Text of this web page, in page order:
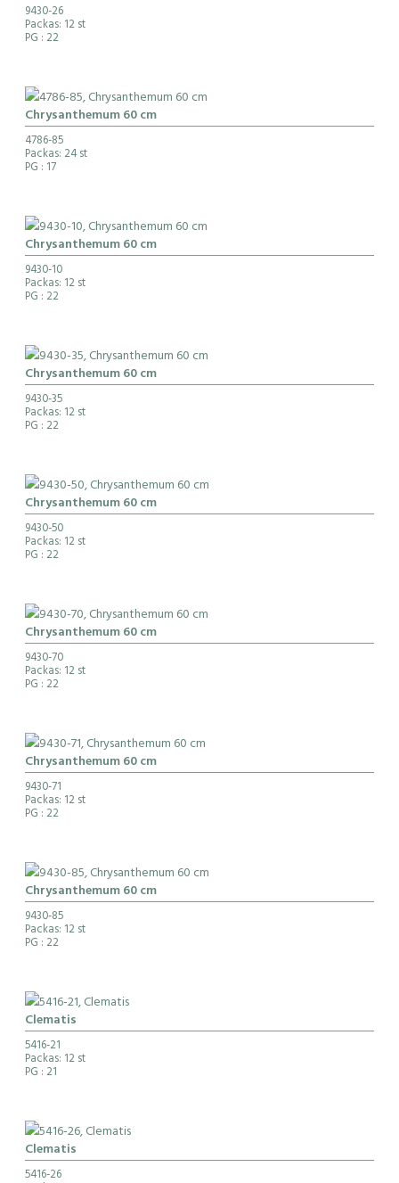
9430-26
Packas: 12 st
PG : 22
Chrysanthemum 60 cm
4786-85
Packas: 24 st
PG : 17
Chrysanthemum 60 cm
9430-10
Packas: 12 st
PG : 22
Chrysanthemum 60 cm
9430-35
Packas: 12 st
PG : 22
Chrysanthemum 60 cm
9430-50
Packas: 12 st
PG : 22
Chrysanthemum 60 cm
9430-70
Packas: 12 st
PG : 22
Chrysanthemum 60 cm
9430-71
Packas: 12 st
PG : 22
Chrysanthemum 60 cm
9430-85
Packas: 12 st
PG : 22
Clematis
5416-21
Packas: 12 st
PG : 21
Clematis
5416-26